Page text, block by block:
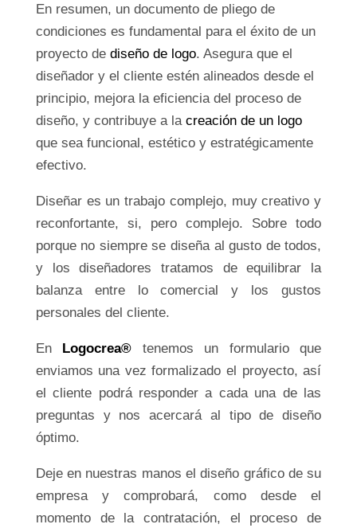
En resumen, un documento de pliego de
condiciones es fundamental para el éxito de un
proyecto de diseño de logo. Asegura que el
diseñador y el cliente estén alineados desde el
principio, mejora la eficiencia del proceso de
diseño, y contribuye a la creación de un logo
que sea funcional, estético y estratégicamente
efectivo.
Diseñar es un trabajo complejo, muy creativo y
reconfortante, si, pero complejo. Sobre todo
porque no siempre se diseña al gusto de todos,
y los diseñadores tratamos de equilibrar la
balanza entre lo comercial y los gustos
personales del cliente.
En Logocrea® tenemos un formulario que
enviamos una vez formalizado el proyecto, así
el cliente podrá responder a cada una de las
preguntas y nos acercará al tipo de diseño
óptimo.
Deje en nuestras manos el diseño gráfico de su
empresa y comprobará, como desde el
momento de la contratación, el proceso de